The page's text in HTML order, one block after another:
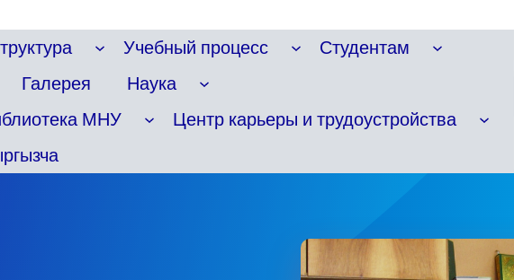
Учебный процесс
Студентам
Галерея
Наука
МНУ
Центр карьеры и трудоустройства